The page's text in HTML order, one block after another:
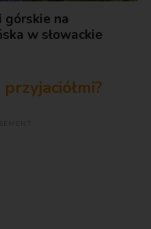
górskie na
w słowackie